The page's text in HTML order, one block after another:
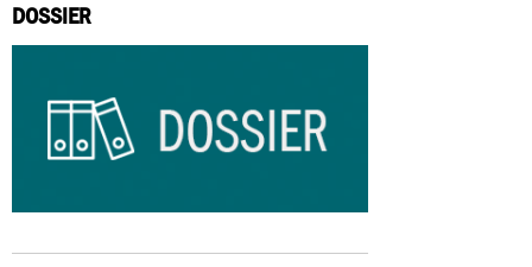
DOSSIER